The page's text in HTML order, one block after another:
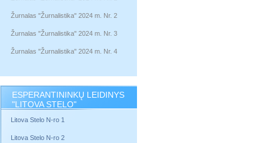
Žurnalas "Žurnalistika" 2024 m. Nr. 2
Žurnalas "Žurnalistika" 2024 m. Nr. 3
Žurnalas "Žurnalistika" 2024 m. Nr. 4
ESPERANTININKŲ LEIDINYS
"LITOVA STELO"
Litova Stelo N-ro 1
Litova Stelo N-ro 2